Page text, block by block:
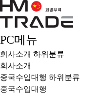
PC메뉴
회사소개 하위분류
회사소개
중국수입대행 하위분류
중국수입대행